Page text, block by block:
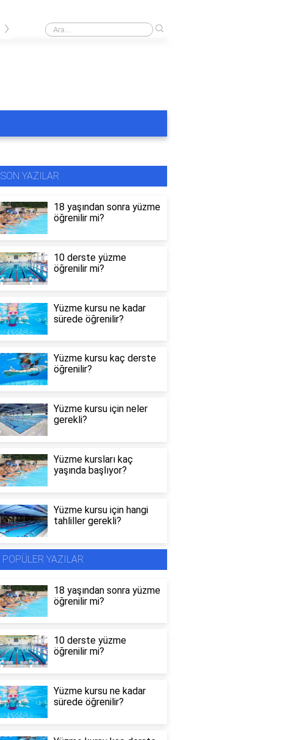
Rüyada masmavi havuzda yüzmek
›
SON YAZILAR
18 yaşından sonra yüzme
öğrenilir mi?
10 derste yüzme
öğrenilir mi?
Yüzme kursu ne kadar
sürede öğrenilir?
Yüzme kursu kaç derste
öğrenilir?
Yüzme kursu için neler
gerekli?
Yüzme kursları kaç
yaşında başlıyor?
Yüzme kursu için hangi
tahliller gerekli?
POPÜLER YAZILAR
18 yaşından sonra yüzme
öğrenilir mi?
10 derste yüzme
öğrenilir mi?
Yüzme kursu ne kadar
sürede öğrenilir?